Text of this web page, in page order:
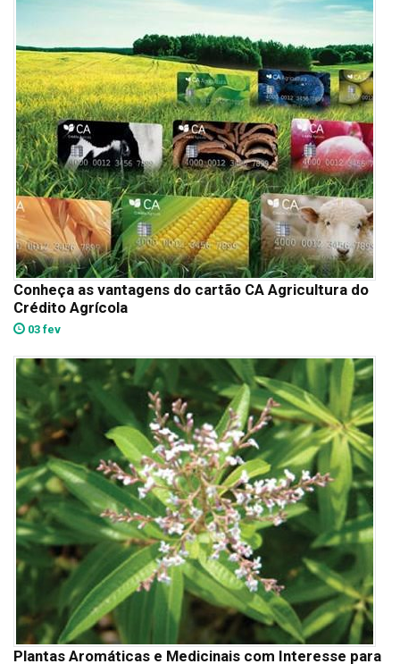
Conheça as vantagens do cartão CA Agricultura do
Crédito Agrícola
03 fev
Plantas Aromáticas e Medicinais com Interesse para